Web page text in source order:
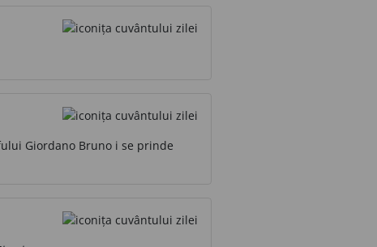
Giordano Bruno i se prinde